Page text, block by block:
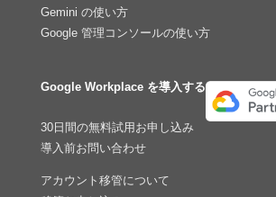
Gemini の使い方
Google 管理コンソールの使い方
Google Workplace を導入する
30日間の無料試用お申し込み
導入前お問い合わせ
アカウント移管について